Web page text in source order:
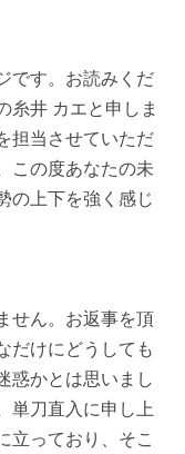
です。お読みくだ
糸井 カエと申しま
担当させていただ
この度あなたの未
の上下を強く感じ
せん。お返事を頂
だけにどうしても
惑かとは思いまし
単刀直入に申し上
立っており、そこ